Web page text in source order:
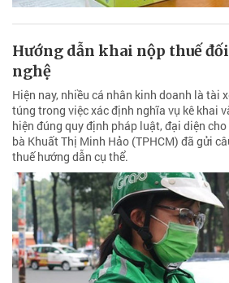
Hướng dẫn khai nộp thuế
nghệ
Hiện nay, nhiều cá nhân kinh doanh là tài
túng trong việc xác định nghĩa vụ kê khai
hiện đúng quy định pháp luật, đại diện
bà Khuất Thị Minh Hảo (TPHCM) đã gửi
thuế hướng dẫn cụ thể.